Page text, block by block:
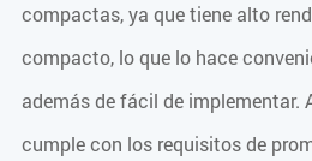
compactas, ya que tiene alto
compacto, lo que lo hace
además de fácil de implementar.
cumple con los requisitos de